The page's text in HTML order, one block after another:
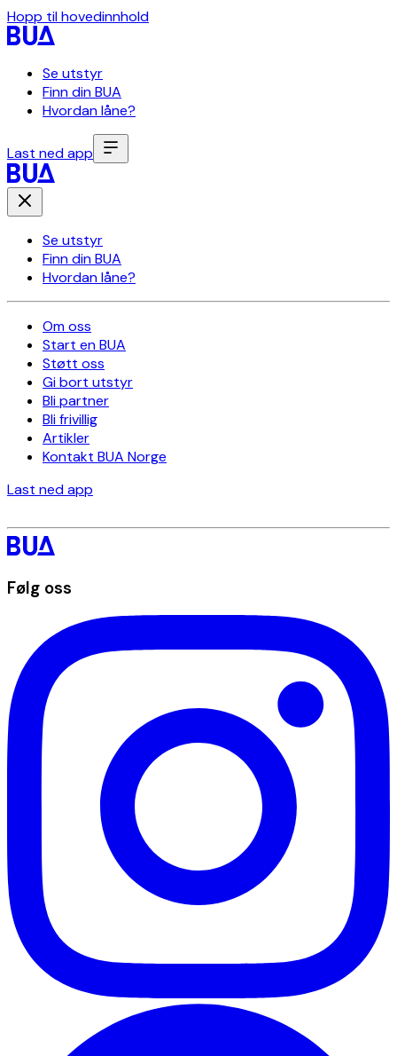
Hopp til hovedinnhold
Se utstyr
Finn din BUA
Hvordan låne?
Last ned app
Se utstyr
Finn din BUA
Hvordan låne?
Om oss
Start en BUA
Støtt oss
Gi bort utstyr
Bli partner
Bli frivillig
Artikler
Kontakt BUA Norge
Last ned app
Følg oss